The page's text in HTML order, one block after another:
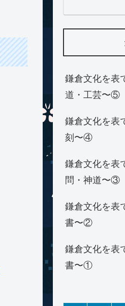
鎌倉文化を表
道・工芸〜⑤
鎌倉文化を表
刻〜④
鎌倉文化を表
問・神道〜③
鎌倉文化を表
書〜②
鎌倉文化を表
書〜①